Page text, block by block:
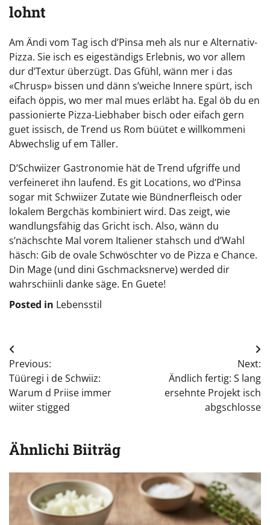
lohnt
Am Ändi vom Tag isch d’Pinsa meh als nur e Alternativ-
Pizza. Sie isch es eigeständigs Erlebnis, wo vor allem
dur d’Textur überzügt. Das Gfühl, wänn mer i das
«Chrusp» bissen und dänn s’weiche Innere spürt, isch
eifach öppis, wo mer mal mues erläbt ha. Egal öb du en
passionierte Pizza-Liebhaber bisch oder eifach gern
guet issisch, de Trend us Rom büütet e willkommeni
Abwechslig uf em Täller.
D’Schwiizer Gastronomie hät de Trend ufgriffe und
verfeineret ihn laufend. Es git Locations, wo d’Pinsa
sogar mit Schwiizer Zutate wie Bündnerfleisch oder
lokalem Bergchäs kombiniert wird. Das zeigt, wie
wandlungsfähig das Gricht isch. Also, wänn du
s’nächschte Mal vorem Italiener stahsch und d’Wahl
häsch: Gib de ovale Schwöschter vo de Pizza e Chance.
Din Mage (und dini Gschmacksnerve) werded dir
wahrschiinli danke säge. En Guete!
Posted in Lebensstil
Beitragsnavigation
Previous:
Tüüregi i de Schwiiz:
Warum d Priise immer
wiiter stigged
Next:
Ändlich fertig: S lang
ersehnte Projekt isch
abgschlosse
Ähnlichi Biiträg